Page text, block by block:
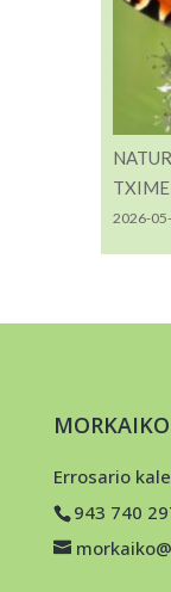
2026-
Errosario
943 740